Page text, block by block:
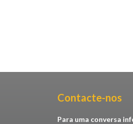
Contacte-nos​
Para uma conversa